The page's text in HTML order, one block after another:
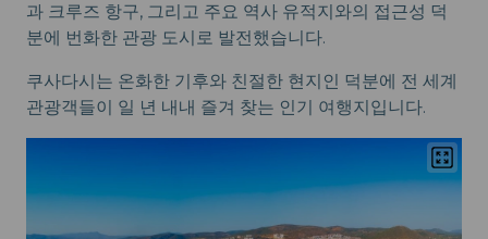
과 크루즈 항구, 그리고 주요 역사 유적지와의 접근성 덕
분에 번화한 관광 도시로 발전했습니다.
쿠사다시는 온화한 기후와 친절한 현지인 덕분에 전 세계
관광객들이 일 년 내내 즐겨 찾는 인기 여행지입니다.